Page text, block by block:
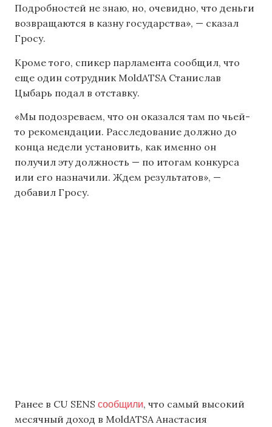
Подробностей не знаю, но, очевидно, что деньги
возвращаются в казну государства», — сказал
Гросу.
Кроме того, спикер парламента сообщил, что
еще один сотрудник MoldATSA Станислав
Цыбарь подал в отставку.
«Мы подозреваем, что он оказался там по чьей-
то рекомендации. Расследование должно до
конца недели установить, как именно он
получил эту должность — по итогам конкурса
или его назначили. Ждем результатов», —
добавил Гросу.
Ранее в CU SENS сообщили, что самый высокий
месячный доход в MoldATSA Анастасия